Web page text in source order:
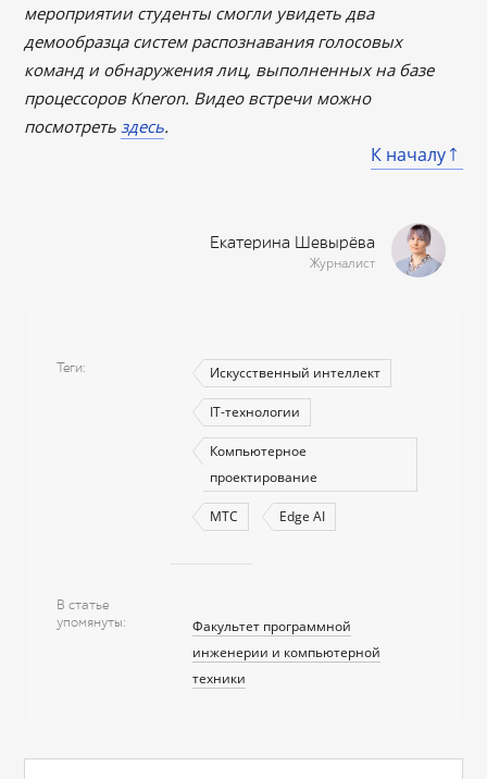
мероприятии студенты смогли увидеть два
демообразца систем распознавания голосовых
команд и обнаружения лиц, выполненных на базе
процессоров Kneron. Видео встречи можно
посмотреть здесь.
К началу
Екатерина Шевырёва
Журналист
Теги Искусственный интеллект
IT-технологии
Компьютерное
проектирование
МТС Edge AI
В статье
упомянуты
Факультет программной
инженерии и компьютерной
техники